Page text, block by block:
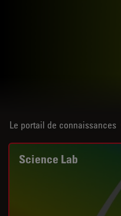
Le portail de connaissances
Science Lab